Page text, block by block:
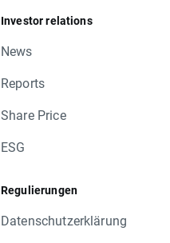
Investor relations
News
Reports
Share Price
ESG
Regulierungen
Datenschutzerklärung